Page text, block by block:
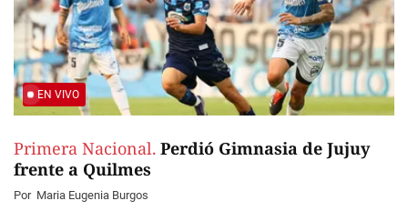
EN VIVO
Primera Nacional. Perdió Gimnasia de Jujuy
frente a Quilmes
Por Maria Eugenia Burgos